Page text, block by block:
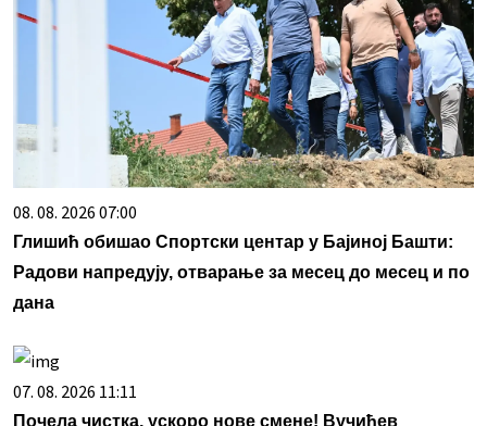
08. 08. 2026 07:00
Глишић обишао Спортски центар у Бајиној Башти:
Радови напредују, отварање за месец до месец и по
дана
07. 08. 2026 11:11
Почела чистка, ускоро нове смене! Вучићев